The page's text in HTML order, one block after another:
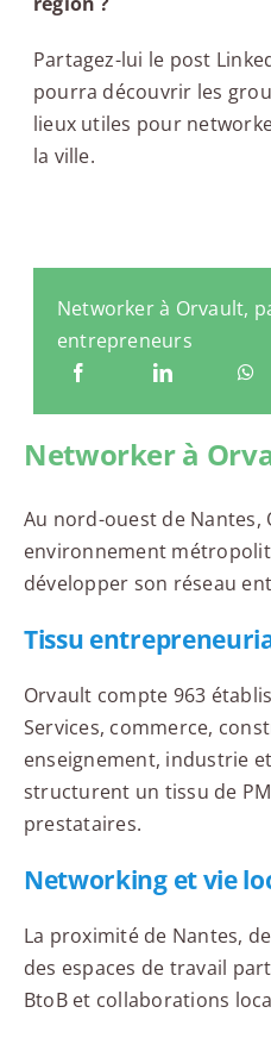
Partagez-lui le post
pourra découvrir les
lieux utiles pour
la ville.
Networker à Orvault,
entrepreneurs
Networker à
Au nord-ouest de Nantes,
environnement
développer son réseau
Tissu
Orvault compte 963
Services, commerce,
enseignement, industrie
structurent un tissu de
prestataires.
Networking et vie
La proximité de Nantes,
des espaces de travail
BtoB et collaborations